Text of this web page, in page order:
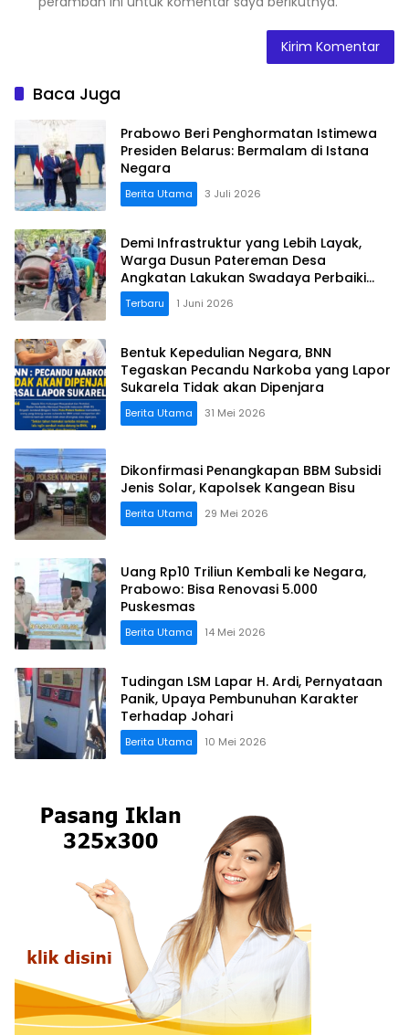
Baca Juga
Prabowo Beri Penghormatan Istimewa
Presiden Belarus: Bermalam di Istana
Negara
Berita Utama 3 Juli 2026
Demi Infrastruktur yang Lebih Layak,
Warga Dusun Patereman Desa
Angkatan Lakukan Swadaya Perbaiki
Jalan Rusak
Terbaru 1 Juni 2026
Bentuk Kepedulian Negara, BNN
Tegaskan Pecandu Narkoba yang Lapor
Sukarela Tidak akan Dipenjara
Berita Utama 31 Mei 2026
Dikonfirmasi Penangkapan BBM Subsidi
Jenis Solar, Kapolsek Kangean Bisu
Berita Utama 29 Mei 2026
Uang Rp10 Triliun Kembali ke Negara,
Prabowo: Bisa Renovasi 5.000
Puskesmas
Berita Utama 14 Mei 2026
Tudingan LSM Lapar H. Ardi, Pernyataan
Panik, Upaya Pembunuhan Karakter
Terhadap Johari
Berita Utama 10 Mei 2026